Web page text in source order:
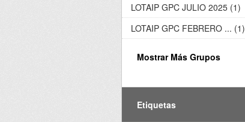
LOTAIP GPC JULIO 2025 (1)
LOTAIP GPC FEBRERO ... (1)
Mostrar Más Grupos
Etiquetas